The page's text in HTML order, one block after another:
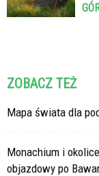
ZOBACZ TEŻ
Mapa świata dla
Monachium i
objazdowy po